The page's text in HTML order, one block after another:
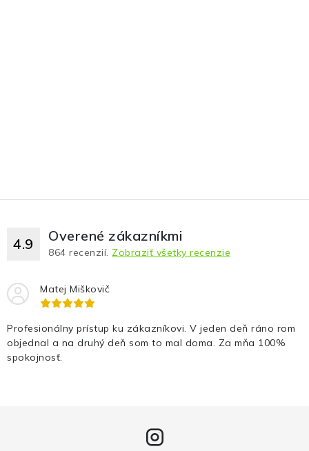
4.9 Overené zákazníkmi
864 recenzií. Zobraziť všetky recenzie
Matej Miškovič
Profesionálny prístup ku zákazníkovi. V jeden deň ráno rom
objednal a na druhý deň som to mal doma. Za mňa 100%
spokojnosť.